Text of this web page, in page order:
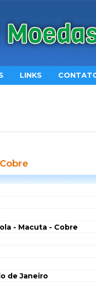
LINKS
- Macuta - Cobre
de Janeiro